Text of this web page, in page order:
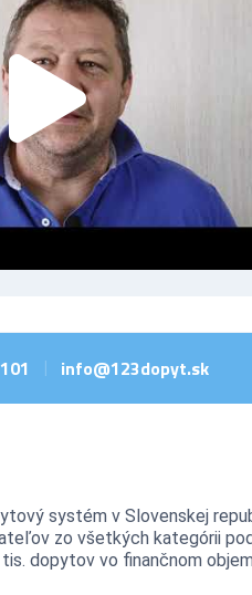
info@123dopyt.sk
systém v Slovenskej
zo všetkých kategórii
dopytov vo finančnom